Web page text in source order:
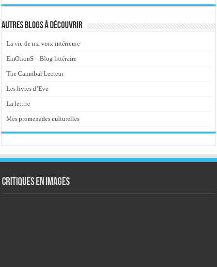
Autres blogs à découvrir
La vie de ma voix intérieure
EmOtionS – Blog littéraire
The Cannibal Lecteur
Les livres d’Eve
La lettrie
Mes promenades culturelles
Critiques en images